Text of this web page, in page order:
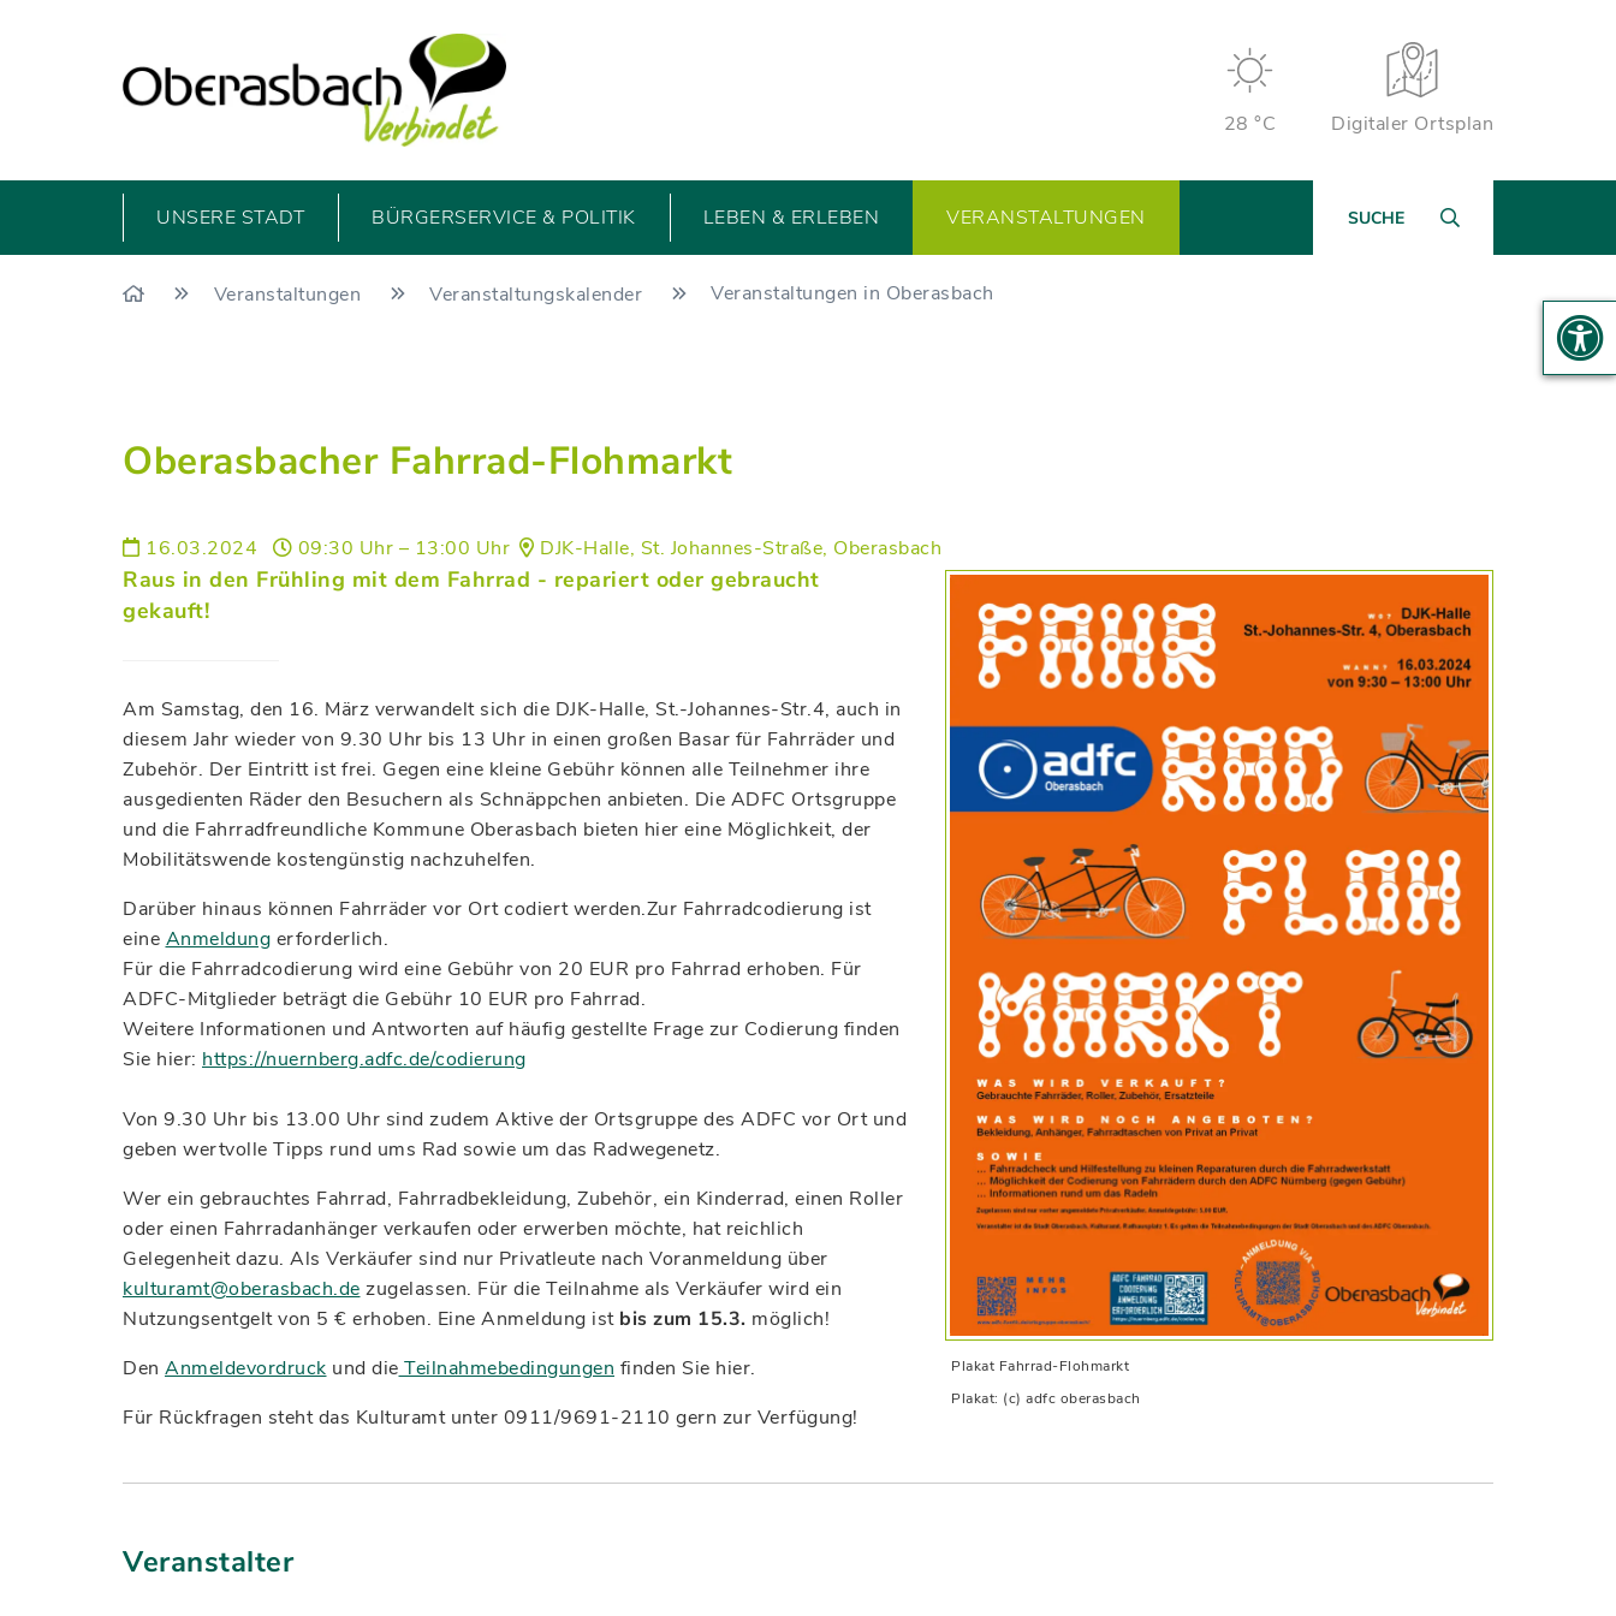
28 °C Digitaler Ortsplan
UNSERE STADT BÜRGERSERVICE & POLITIK LEBEN & ERLEBEN VERANSTALTUNGEN SUCHE
Veranstaltungen Veranstaltungskalender Veranstaltungen in Oberasbach
Oberasbacher Fahrrad-Flohmarkt
16.03.2024 09:30 Uhr – 13:00 Uhr DJK-Halle, St. Johannes-Straße, Oberasbach
Plakat Fahrrad-Flohmarkt
Plakat: (c) adfc oberasbach
Raus in den Frühling mit dem Fahrrad - repariert oder gebraucht
gekauft!
Am Samstag, den 16. März verwandelt sich die DJK-Halle, St.-Johannes-Str.4, auch in
diesem Jahr wieder von 9.30 Uhr bis 13 Uhr in einen großen Basar für Fahrräder und
Zubehör. Der Eintritt ist frei. Gegen eine kleine Gebühr können alle Teilnehmer ihre
ausgedienten Räder den Besuchern als Schnäppchen anbieten. Die ADFC Ortsgruppe
und die Fahrradfreundliche Kommune Oberasbach bieten hier eine Möglichkeit, der
Mobilitätswende kostengünstig nachzuhelfen.
Darüber hinaus können Fahrräder vor Ort codiert werden.Zur Fahrradcodierung ist
eine Anmeldung erforderlich.
Für die Fahrradcodierung wird eine Gebühr von 20 EUR pro Fahrrad erhoben. Für
ADFC-Mitglieder beträgt die Gebühr 10 EUR pro Fahrrad.
Weitere Informationen und Antworten auf häufig gestellte Frage zur Codierung finden
Sie hier: https://nuernberg.adfc.de/codierung
Von 9.30 Uhr bis 13.00 Uhr sind zudem Aktive der Ortsgruppe des ADFC vor Ort und
geben wertvolle Tipps rund ums Rad sowie um das Radwegenetz.
Wer ein gebrauchtes Fahrrad, Fahrradbekleidung, Zubehör, ein Kinderrad, einen Roller
oder einen Fahrradanhänger verkaufen oder erwerben möchte, hat reichlich
Gelegenheit dazu. Als Verkäufer sind nur Privatleute nach Voranmeldung über
kulturamt@oberasbach.de zugelassen. Für die Teilnahme als Verkäufer wird ein
Nutzungsentgelt von 5 € erhoben. Eine Anmeldung ist bis zum 15.3. möglich!
Den Anmeldevordruck und die Teilnahmebedingungen finden Sie hier.
Für Rückfragen steht das Kulturamt unter 0911/9691-2110 gern zur Verfügung!
Veranstalter